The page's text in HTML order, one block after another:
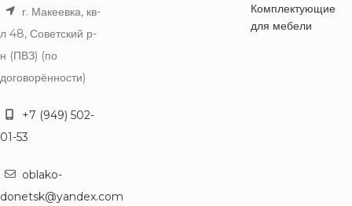
г. Макеевка, кв-
л 48, Советский р-
н (ПВЗ) (по
договорённости)
+7 (949) 502-
01-53
oblako-
donetsk@yandex.com
Комплектующие
для мебели